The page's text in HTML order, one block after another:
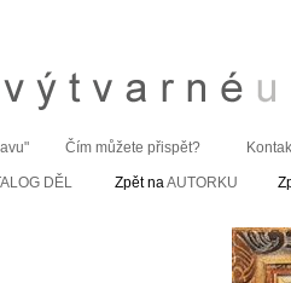
Čím můžete přispět?
DĚL Zpět naAUTORKU